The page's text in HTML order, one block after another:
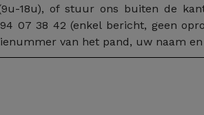
18u), of stuur ons buiten de
07 38 42 (enkel bericht, geen
van het pand, uw naam